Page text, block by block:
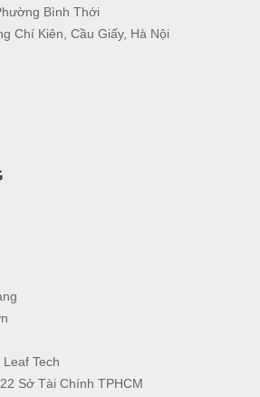
Bình Thới
Chí Kiên, Cầu Giấy, Hà Nội
Tech
Sở Tài Chính TPHCM